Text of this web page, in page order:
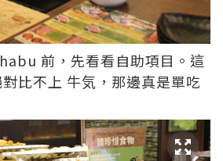
前，先看看自助項目。這
比不上 牛気 ，那邊真是單吃